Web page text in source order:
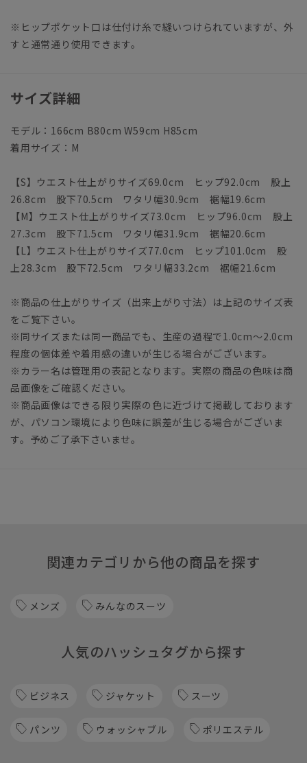
※ヒップポケット口は仕付け糸で縫いつけられていますが、外
すと通常通り使用できます。
サイズ詳細
モデル：166cm B80cm W59cm H85cm
着用サイズ：M
【S】ウエスト仕上がりサイズ69.0cm ヒップ92.0cm 股上
26.8cm 股下70.5cm ワタリ幅30.9cm 裾幅19.6cm
【M】ウエスト仕上がりサイズ73.0cm ヒップ96.0cm 股上
27.3cm 股下71.5cm ワタリ幅31.9cm 裾幅20.6cm
【L】ウエスト仕上がりサイズ77.0cm ヒップ101.0cm 股
上28.3cm 股下72.5cm ワタリ幅33.2cm 裾幅21.6cm
※商品の仕上がりサイズ（出来上がり寸法）は上記のサイズ表
をご覧下さい。
※同サイズまたは同一商品でも、生産の過程で1.0cm～2.0cm
程度の個体差や着用感の違いが生じる場合がございます。
※カラー名は管理用の表記となります。実際の商品の色味は商
品画像をご確認ください。
※商品画像はできる限り実際の色に近づけて掲載しております
が、パソコン環境により色味に誤差が生じる場合がございま
す。予めご了承下さいませ。
関連カテゴリから他の商品を探す
メンズ みんなのスーツ
人気のハッシュタグから探す
ビジネス ジャケット スーツ
パンツ ウォッシャブル ポリエステル